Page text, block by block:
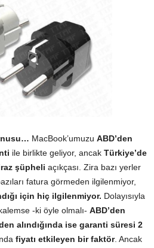
MacBook’umuzu ABD’den
ile birlikte geliyor, ancak Türkiye’de
şüpheli açıkçası. Zira bazı yerler
fatura görmeden ilgilenmiyor,
için hiç ilgilenmiyor. Dolayısıyla
-ki öyle olmalı- ABD’den
alındığında ise garanti süresi 2
fiyatı etkileyen bir faktör. Ancak